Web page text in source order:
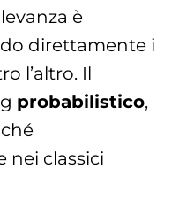
è
direttamente i
l’altro. Il
probabilistico,
nei classici